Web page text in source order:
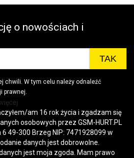
o nowościach i
chwili. W tym celu należy odnaleźć
prawnej.
am 16 rok życia i zgadzam się
osobowych przez GSM-HURT.PL
6 49-300 Brzeg NIP: 7471928099 w
danych jest dobrowolne.
jest moja zgoda. Mam prawo